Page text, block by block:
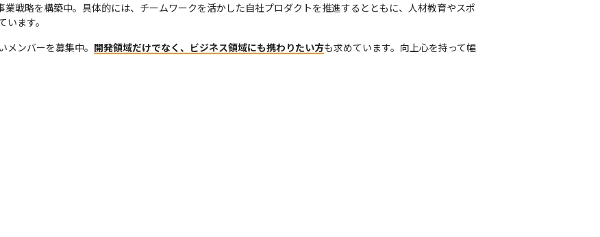
業戦略を構築中。具体的には、チームワークを活かした自社プロダクトを推進するとともに、人材教育やスポ
ます。
ンバーを募集中。 開発領域だけでなく、ビジネス領域にも携わりたい方も求めています。向上心を持って幅